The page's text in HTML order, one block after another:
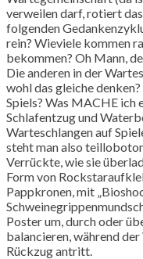
verweilen darf, rotiert
folgenden
rein? Wieviele kommen
bekommen? Oh Mann,
Die anderen in der
wohl das gleiche
Spiels? Was MACHE ich
Schlafentzug und
Warteschlangen auf
steht man also
Verrückte, wie sie
Form von
Pappkronen, mit
Poster um, durch oder
balancieren, während
Rückzug antritt.